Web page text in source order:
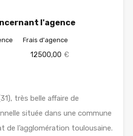
l'agence
Frais d'agence
12500,00 €
très belle affaire de
située dans une commune
de l’agglomération toulousaine.